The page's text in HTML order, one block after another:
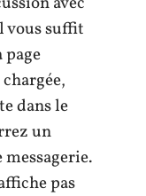
vous suffit
page
dans le
un
pas